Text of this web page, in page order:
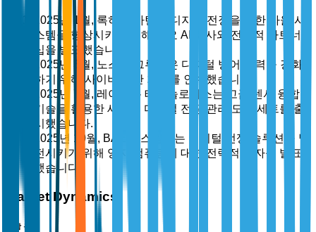
2025년 1월, 록히드 마틴은 디지털 전장을 위한 자율 시
스템을 향상시키기 위해 주요 AI 회사와 전략적 파트너
십을 발표했습니다.
2025년 3월, 노스롭 그루먼은 디지털 방어 능력을 강화
하기 위해 사이버 보안 회사를 인수했습니다.
2025년 7월, 레이시온 테크놀로지스는 고급 센서 융합
기술을 활용한 새로운 디지털 전장 관리 도구 세트를 출
시했습니다.
2025년 10월, BAE 시스템스는 디지털 전쟁 솔루션을 발
전시키기 위해 양자 컴퓨팅에 대한 전략적 투자를 발표
했습니다.
Market Dynamics
시장 동력